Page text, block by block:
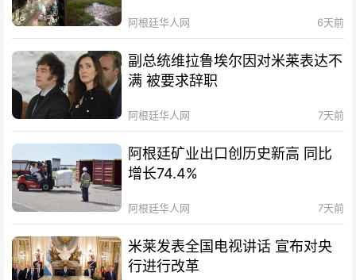
阿根廷华人网 6天前
副总统维拉鲁埃尔因对米莱表达不
满 被要求辞职
阿根廷华人网 7天前
阿根廷矿业出口创历史新高 同比
增长74.4%
阿根廷华人网 7天前
米莱发表全国电视讲话 宣布对央
行进行改革